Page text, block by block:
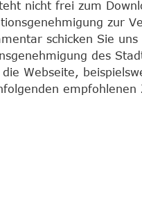
nicht frei zum
zur
schicken Sie uns
des
Webseite,
empfohlenen